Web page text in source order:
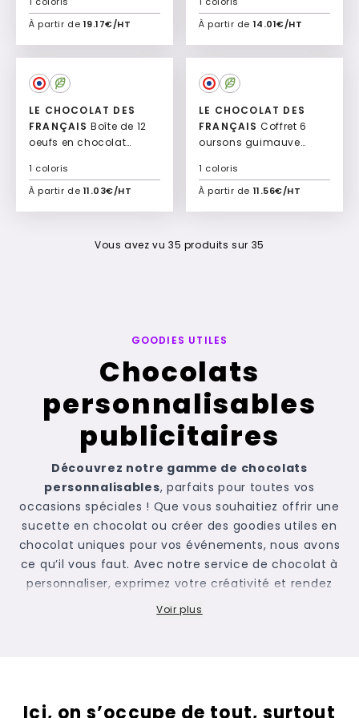
Personnalisé Praloria
À partir de 19.17€/HT
Ajouter à mon devis
À partir de 14.01€/HT
Ajouter à mon devis
LE CHOCOLAT DES
FRANÇAIS Boîte de 12
oeufs en chocolat
À partir de 11.03€/HT
1 coloris
Ajouter à mon devis
LE CHOCOLAT DES
FRANÇAIS Coffret 6
oursons guimauve
Gourmely
À partir de 11.56€/HT
1 coloris
Ajouter à mon devis
Vous avez vu 35 produits sur 35
GOODIES UTILES
Chocolats
personnalisables
publicitaires
Découvrez notre gamme de chocolats
personnalisables, parfaits pour toutes vos
occasions spéciales ! Que vous souhaitiez offrir une
sucette en chocolat ou créer des goodies utiles en
chocolat uniques pour vos événements, nous avons
ce qu’il vous faut. Avec notre service de chocolat à
personnaliser, exprimez votre créativité et rendez
vos cadeaux encore plus mémorables. Vous pouvez
Voir plus
Ici, on s’occupe de tout, surtout